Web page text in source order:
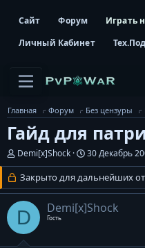
Сайт Форум Играть
Личный Кабинет
Главная Форум Без цензуры
Гайд для
А
в
т
о
р
т
м
ы
Demi[x]Shock
Д
а
т
а
н
а
30 Декабрь
Закрыто для дальнейших
D Demi[x]Shock
Гость